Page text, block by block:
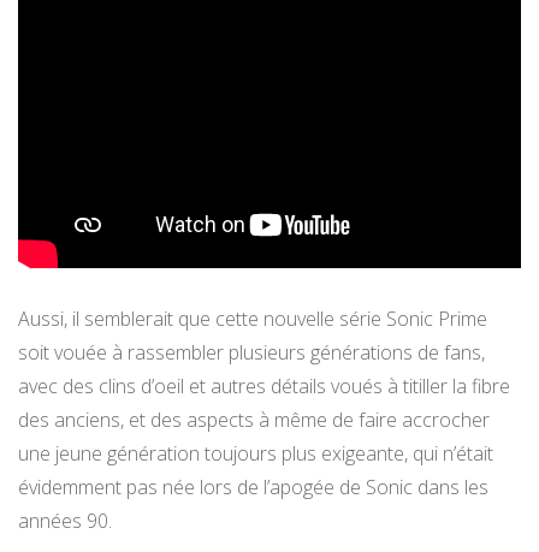
Aussi, il semblerait que cette nouvelle série Sonic Prime
soit vouée à rassembler plusieurs générations de fans,
avec des clins d’oeil et autres détails voués à titiller la fibre
des anciens, et des aspects à même de faire accrocher
une jeune génération toujours plus exigeante, qui n’était
évidemment pas née lors de l’apogée de Sonic dans les
années 90.